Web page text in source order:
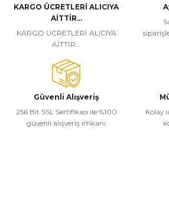
Ürün resmi kalitesiz, bozuk veya
Ürün açıklamasında eksik bilgiler
Ürün bilgilerinde hatalar bulunuyor.
Ürün fiyatı diğer sitelerden daha pahalı.
Bu ürüne benzer farklı alternatifler olmalı.
KARGO ÜCRETLERİ ALICIYA
AİTTİR...
KARGO ÜCRETLERİ ALICIYA
AİTTİR...
Güvenli Alışveriş
256 Bit SSL Sertifikası ile %100
güvenli alışveriş imkanı
Kolay